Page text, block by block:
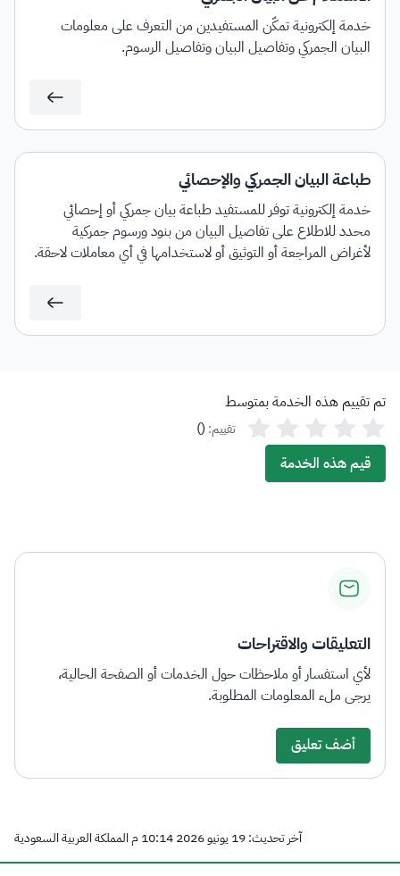
خدمة إلكترونية تمكّن المستفيدين من التعرف على معلومات
البيان الجمركي وتفاصيل البيان وتفاصيل الرسوم.
طباعة البيان الجمركي والإحصائي
خدمة إلكترونية توفر للمستفيد طباعة بيان جمركي أو إحصائي
محدد للاطلاع على تفاصيل البيان من بنود ورسوم جمركية
لأغراض المراجعة أو التوثيق أو لاستخدامها في أي معاملات لاحقة.
تم تقييم هذه الخدمة بمتوسط
تقييم: (
)
قيم هذه الخدمة
التعليقات والاقتراحات
لأي استفسار أو ملاحظات حول الخدمات أو الصفحة الحالية،
يرجى ملء المعلومات المطلوبة.
أضف تعليق
آخر تحديث: 19 يونيو 2026 10:14 م المملكة العربية السعودية